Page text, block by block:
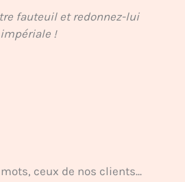
fauteuil et redonnez-lui
!
ceux de nos clients...